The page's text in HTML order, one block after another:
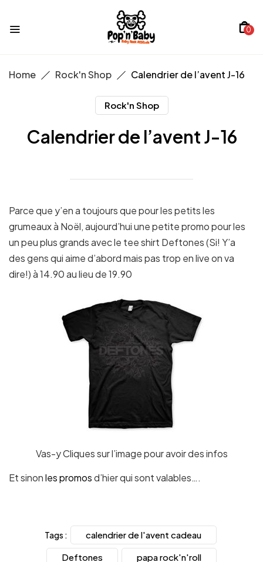
0
Home Rock'n Shop Calendrier de l’avent J-16
Rock'n Shop
Calendrier de l’avent J-16
Parce que y’en a toujours que pour les petits les
grumeaux à Noël, aujourd’hui une petite promo pour les
un peu plus grands avec le tee shirt Deftones (Si! Y’a
des gens qui aime d’abord mais pas trop en live on va
dire!) à 14.90 au lieu de 19.90
Vas-y Cliques sur l’image pour avoir des infos
Et sinonles promosd’hier qui sont valables….
Tags :
calendrier de l'avent cadeau
Deftones
papa rock'n'roll